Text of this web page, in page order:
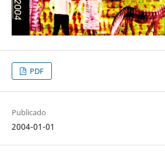
PDF
Publicado
2004-01-01